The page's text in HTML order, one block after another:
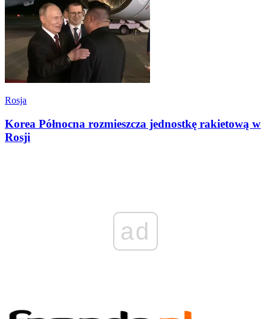
Rosja
Korea Północna rozmieszcza jednostkę rakietową w
Rosji
ad